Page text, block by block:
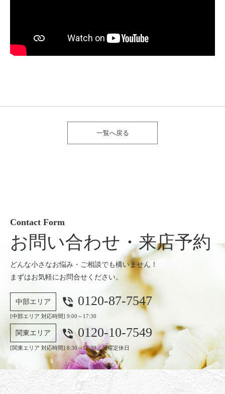
一覧へ戻る
Contact Form
お問い合わせ・来店予約
どんな小さなお悩み・ご相談でも構いません！
まずはお気軽にお問合せください。
中部エリア phone_in_talk 0120-87-7547
[中部エリア 対応時間] 9:00～17:30
関東エリア phone_in_talk0120-10-7549
[関東エリア 対応時間] 8:30～17:30／日曜定休日